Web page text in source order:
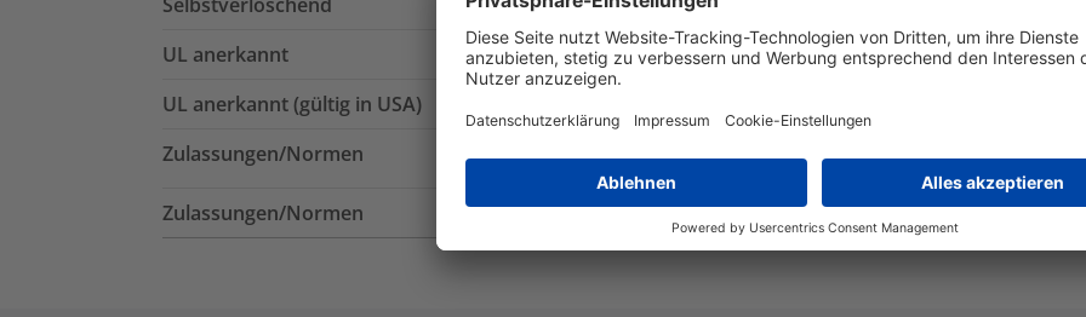
UL anerkannt
Ja
UL anerkannt (gültig in USA)
Zulassungen/Normen
Zulassungen/Normen ANSI/UL 1565, ANSI/UL 62275, ANSI/UL 746B